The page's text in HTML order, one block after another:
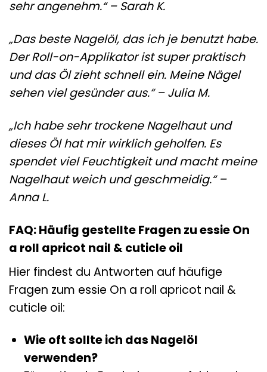
sehr angenehm.“ – Sarah K.
„Das beste Nagelöl, das ich je benutzt habe.
Der Roll-on-Applikator ist super praktisch
und das Öl zieht schnell ein. Meine Nägel
sehen viel gesünder aus.“ – Julia M.
„Ich habe sehr trockene Nagelhaut und
dieses Öl hat mir wirklich geholfen. Es
spendet viel Feuchtigkeit und macht meine
Nagelhaut weich und geschmeidig.“ –
Anna L.
FAQ: Häufig gestellte Fragen zu essie On
a roll apricot nail & cuticle oil
Hier findest du Antworten auf häufige
Fragen zum essie On a roll apricot nail &
cuticle oil:
Wie oft sollte ich das Nagelöl
verwenden?